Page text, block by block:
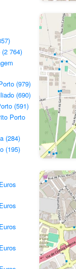
764)
(979)
(690)
(591)
Porto
(284)
(195)